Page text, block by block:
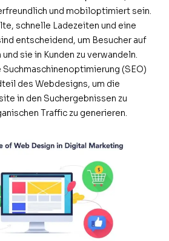
und mobiloptimiert sein.
schnelle Ladezeiten und eine
entscheidend, um Besucher auf
sie in Kunden zu verwandeln.
Suchmaschinenoptimierung (SEO)
des Webdesigns, um die
in den Suchergebnissen zu
Traffic zu generieren.